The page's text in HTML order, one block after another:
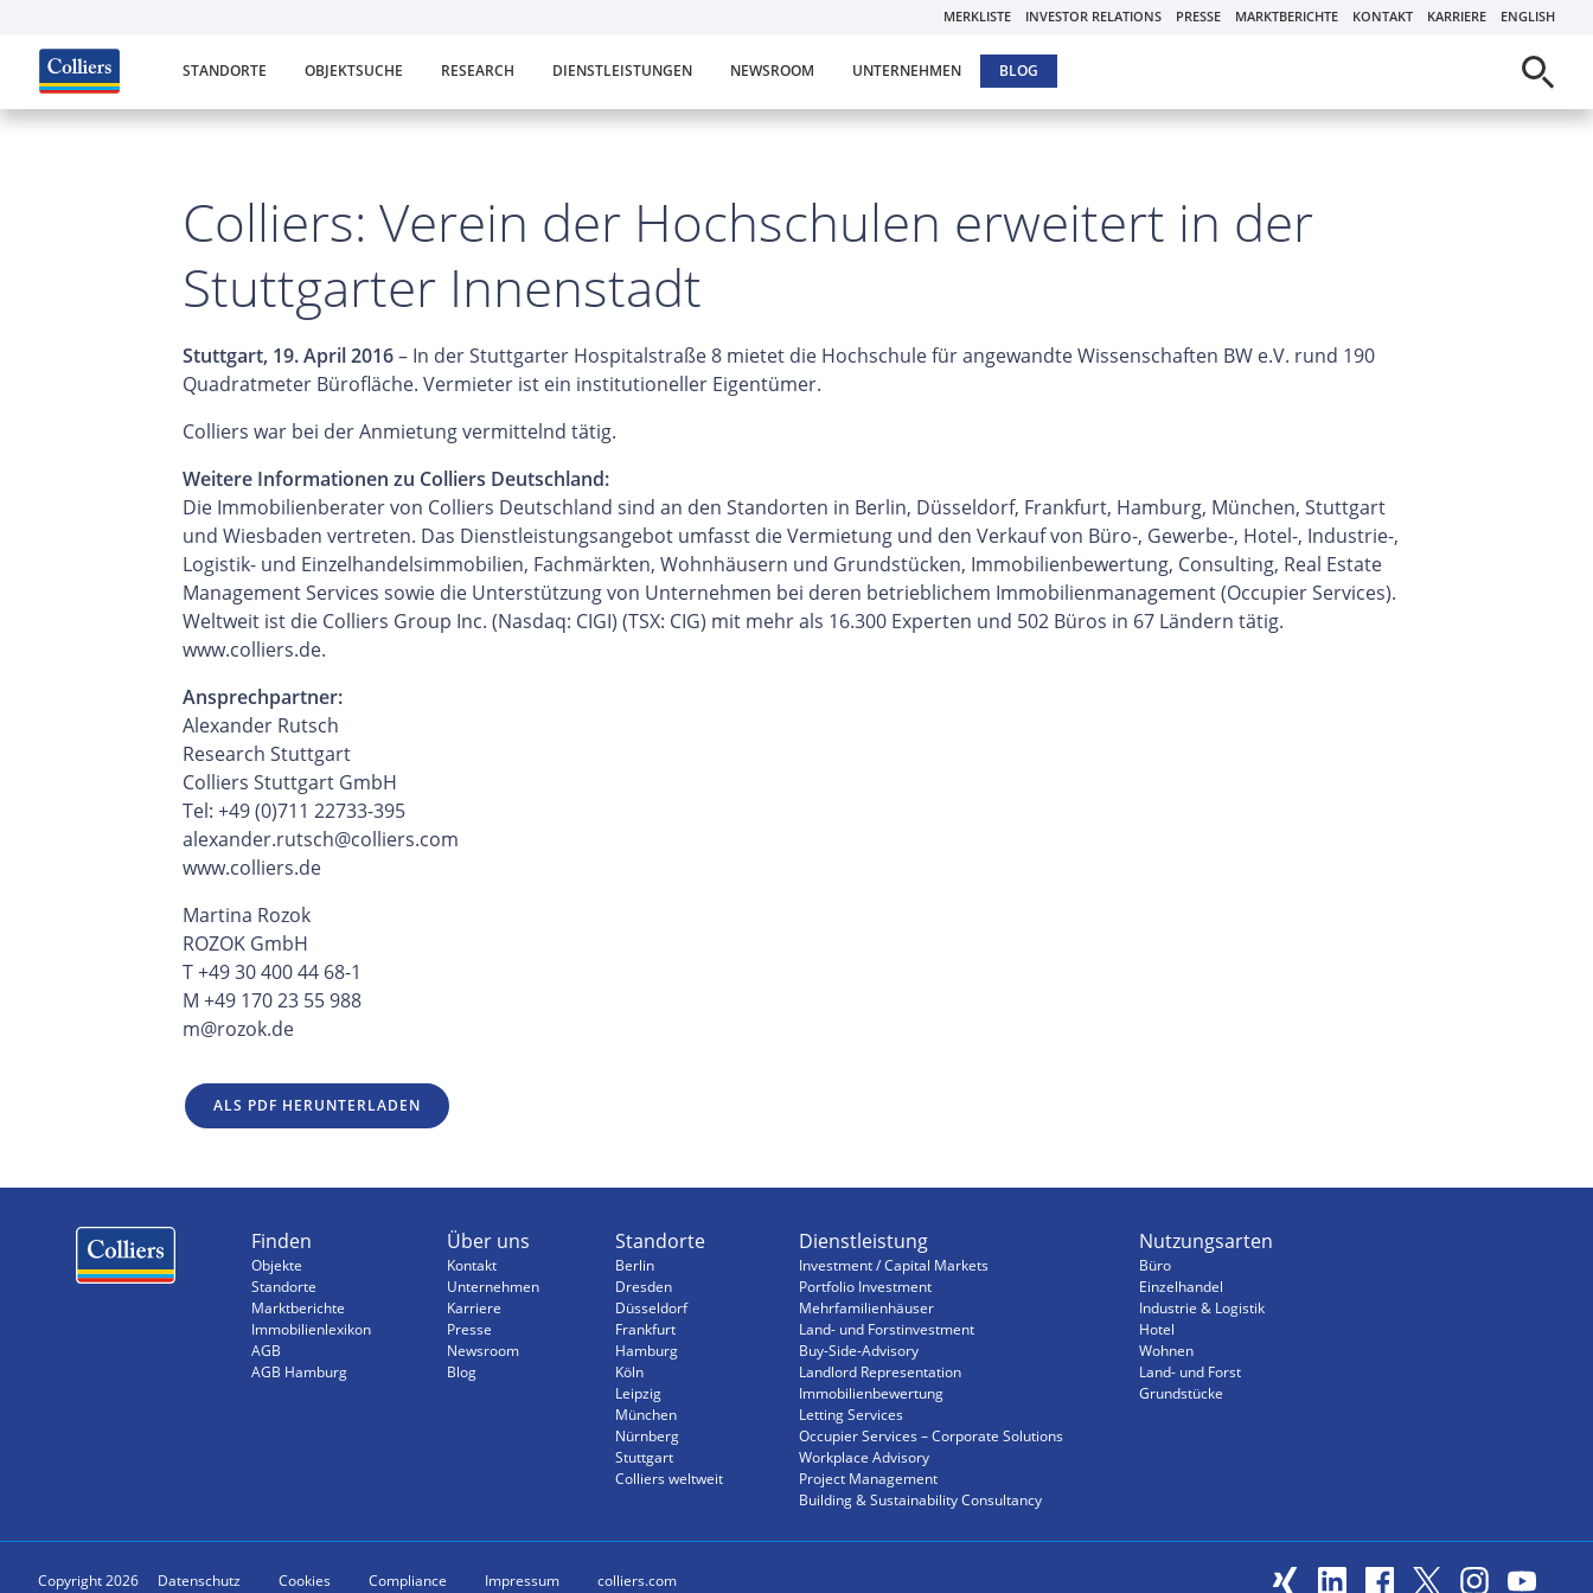
MERKLISTE INVESTOR RELATIONS PRESSE MARKTBERICHTE KONTAKT KARRIERE ENGLISH
STANDORTE OBJEKTSUCHE RESEARCH DIENSTLEISTUNGEN NEWSROOM UNTERNEHMEN BLOG
Colliers: Verein der Hochschulen erweitert in der
Stuttgarter Innenstadt
Stuttgart, 19. April 2016– In der Stuttgarter Hospitalstraße 8 mietet die Hochschule für angewandte Wissenschaften BW e.V. rund 190
Quadratmeter Bürofläche. Vermieter ist ein institutioneller Eigentümer.
Colliers war bei der Anmietung vermittelnd tätig.
Weitere Informationen zu Colliers Deutschland:
Die Immobilienberater von Colliers Deutschland sind an den Standorten in Berlin, Düsseldorf, Frankfurt, Hamburg, München, Stuttgart
und Wiesbaden vertreten. Das Dienstleistungsangebot umfasst die Vermietung und den Verkauf von Büro-, Gewerbe-, Hotel-, Industrie-,
Logistik- und Einzelhandelsimmobilien, Fachmärkten, Wohnhäusern und Grundstücken, Immobilienbewertung, Consulting, Real Estate
Management Services sowie die Unterstützung von Unternehmen bei deren betrieblichem Immobilienmanagement (Occupier Services).
Weltweit ist die Colliers Group Inc. (Nasdaq: CIGI) (TSX: CIG) mit mehr als 16.300 Experten und 502 Büros in 67 Ländern tätig.
www.colliers.de.
Ansprechpartner:
Alexander Rutsch
Research Stuttgart
Colliers Stuttgart GmbH
Tel: +49 (0)711 22733-395
alexander.rutsch@colliers.com
www.colliers.de
Martina Rozok
ROZOK GmbH
T +49 30 400 44 68-1
M +49 170 23 55 988
m@rozok.de
ALS PDF HERUNTERLADEN
Finden
Objekte
Standorte
Marktberichte
Immobilienlexikon
AGB
AGB Hamburg
Über uns
Kontakt
Unternehmen
Karriere
Presse
Newsroom
Blog
Standorte
Berlin
Dresden
Düsseldorf
Frankfurt
Hamburg
Köln
Leipzig
München
Nürnberg
Stuttgart
Colliers weltweit
Dienstleistung
Investment / Capital Markets
Portfolio Investment
Mehrfamilienhäuser
Land- und Forstinvestment
Buy-Side-Advisory
Landlord Representation
Immobilienbewertung
Letting Services
Occupier Services – Corporate Solutions
Workplace Advisory
Project Management
Building & Sustainability Consultancy
Nutzungsarten
Büro
Einzelhandel
Industrie & Logistik
Hotel
Wohnen
Land- und Forst
Grundstücke
Datenschutz Cookies Compliance Impressum colliers.com
Copyright 2026